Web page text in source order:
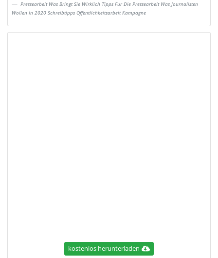
Pressearbeit Was Bringt Sie Wirklich Tipps Fur Die Pressearbeit Was Journalisten
Wollen In 2020 Schreibtipps Offentlichkeitsarbeit Kampagne
kostenlos herunterladen